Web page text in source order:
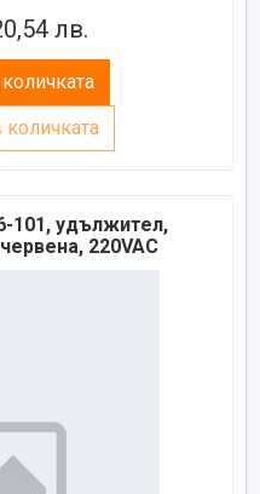
лв.
101, удължител,
220VAC